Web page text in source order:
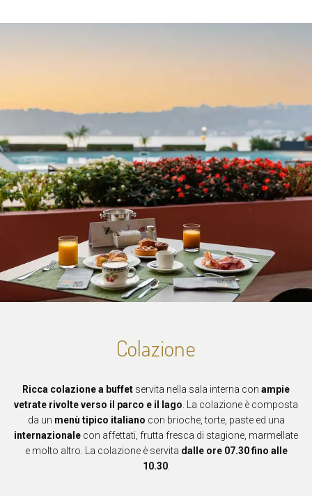
Colazione
Ricca colazione a buffet servita nella sala interna con ampie
vetrate rivolte verso il parco e il lago . La colazione è composta
da un menù tipico italiano con brioche, torte, paste ed una
internazionale con affettati, frutta fresca di stagione, marmellate
e molto altro. La colazione è servita dalle ore 07.30 fino alle
10.30.